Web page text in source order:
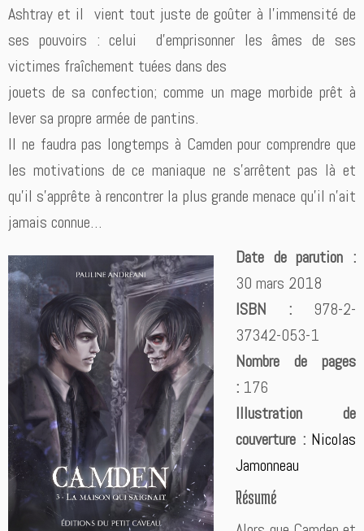
Ashtray et il vient tout juste de goûter à l’immensité de
ses pouvoirs : celui d’emprisonner les âmes de ses
victimes fraîchement tuées dans des
jouets de sa confection; comme un mage morbide prêt à
lever sa propre armée de pantins.
Il ne faudra pas longtemps à Camden pour comprendre que
les motivations de ce maniaque ne s’arrêtent pas là et
qu’il s’apprête à rencontrer la plus grande menace qu’il n’ait
jamais connue…
Date de parution :
30 mars 2018
ISBN : 978-2-
37342-053-1
Nombre de pages
: 176
Illustration de
couverture : Nicolas
Jamonneau
Résumé